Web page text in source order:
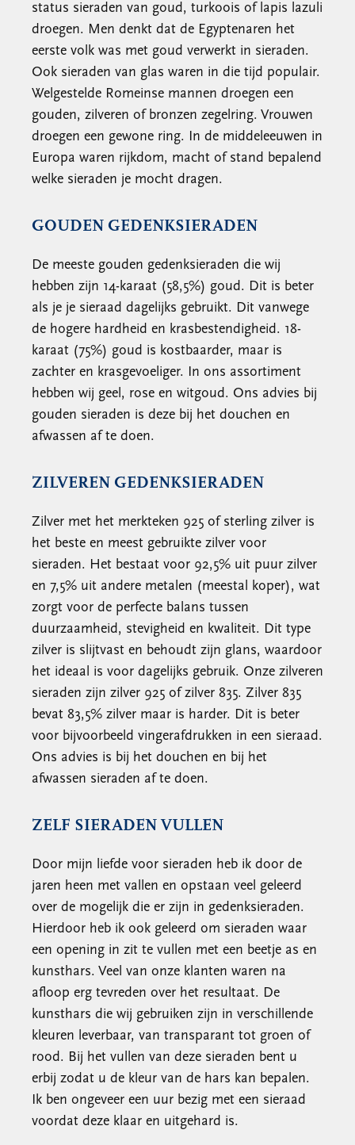
status sieraden van goud, turkoois of lapis lazuli
droegen. Men denkt dat de Egyptenaren het
eerste volk was met goud verwerkt in sieraden.
Ook sieraden van glas waren in die tijd populair.
Welgestelde Romeinse mannen droegen een
gouden, zilveren of bronzen zegelring. Vrouwen
droegen een gewone ring. In de middeleeuwen in
Europa waren rijkdom, macht of stand bepalend
welke sieraden je mocht dragen.
GOUDEN GEDENKSIERADEN
De meeste gouden gedenksieraden die wij
hebben zijn 14-karaat (58,5%) goud. Dit is beter
als je je sieraad dagelijks gebruikt. Dit vanwege
de hogere hardheid en krasbestendigheid. 18-
karaat (75%) goud is kostbaarder, maar is
zachter en krasgevoeliger. In ons assortiment
hebben wij geel, rose en witgoud. Ons advies bij
gouden sieraden is deze bij het douchen en
afwassen af te doen.
ZILVEREN GEDENKSIERADEN
Zilver met het merkteken 925 of sterling zilver is
het beste en meest gebruikte zilver voor
sieraden. Het bestaat voor 92,5% uit puur zilver
en 7,5% uit andere metalen (meestal koper), wat
zorgt voor de perfecte balans tussen
duurzaamheid, stevigheid en kwaliteit. Dit type
zilver is slijtvast en behoudt zijn glans, waardoor
het ideaal is voor dagelijks gebruik. Onze zilveren
sieraden zijn zilver 925 of zilver 835. Zilver 835
bevat 83,5% zilver maar is harder. Dit is beter
voor bijvoorbeeld vingerafdrukken in een sieraad.
Ons advies is bij het douchen en bij het
afwassen sieraden af te doen.
ZELF SIERADEN VULLEN
Door mijn liefde voor sieraden heb ik door de
jaren heen met vallen en opstaan veel geleerd
over de mogelijk die er zijn in gedenksieraden.
Hierdoor heb ik ook geleerd om sieraden waar
een opening in zit te vullen met een beetje as en
kunsthars. Veel van onze klanten waren na
afloop erg tevreden over het resultaat. De
kunsthars die wij gebruiken zijn in verschillende
kleuren leverbaar, van transparant tot groen of
rood. Bij het vullen van deze sieraden bent u
erbij zodat u de kleur van de hars kan bepalen.
Ik ben ongeveer een uur bezig met een sieraad
voordat deze klaar en uitgehard is.